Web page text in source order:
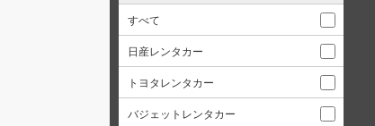
すべて
日産レンタカー
トヨタレンタカー
バジェットレンタカー